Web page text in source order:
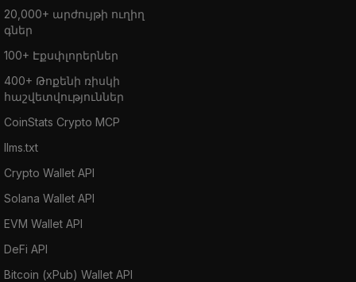
20,000+ արժույթի ուղիղ
գներ
100+ Էքսփլորերներ
400+ Թոքենի ռիսկի
հաշվետվություններ
CoinStats Crypto MCP
llms.txt
Crypto Wallet API
Solana Wallet API
EVM Wallet API
DeFi API
Bitcoin (xPub) Wallet API